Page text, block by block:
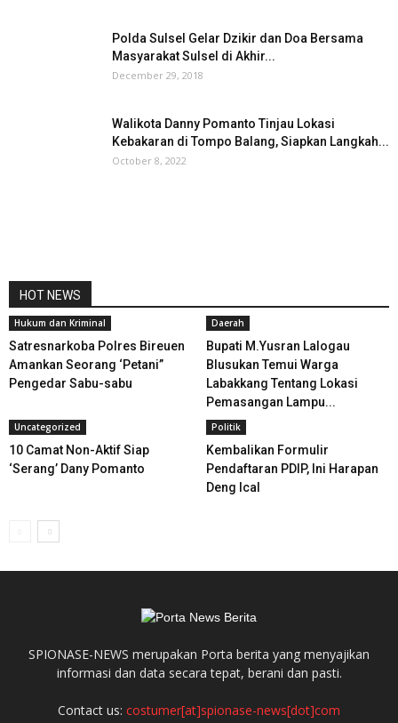
Polda Sulsel Gelar Dzikir dan Doa Bersama
Masyarakat Sulsel di Akhir...
December 29, 2018
Walikota Danny Pomanto Tinjau Lokasi
Kebakaran di Tompo Balang, Siapkan Langkah...
October 8, 2022
HOT NEWS
Hukum dan Kriminal
Satresnarkoba Polres Bireuen
Amankan Seorang ‘Petani”
Pengedar Sabu-sabu
Daerah
Bupati M.Yusran Lalogau
Blusukan Temui Warga
Labakkang Tentang Lokasi
Pemasangan Lampu...
Uncategorized
10 Camat Non-Aktif Siap
‘Serang’ Dany Pomanto
Politik
Kembalikan Formulir
Pendaftaran PDIP, Ini Harapan
Deng Ical
SPIONASE-NEWS merupakan Porta berita yang menyajikan
informasi dan data secara tepat, berani dan pasti.
Contact us: costumer[at]spionase-news[dot]com